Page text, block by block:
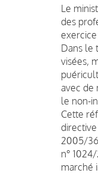
Le
des
exercice
Dans le
visées,
avec de
le non-
Cette
2005/
n°
marché